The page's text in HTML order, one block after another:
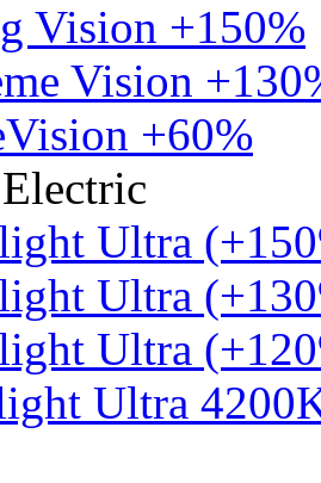
Vision +150%
Vision
+60%
Ultra
Ultra
Ultra
Ultra